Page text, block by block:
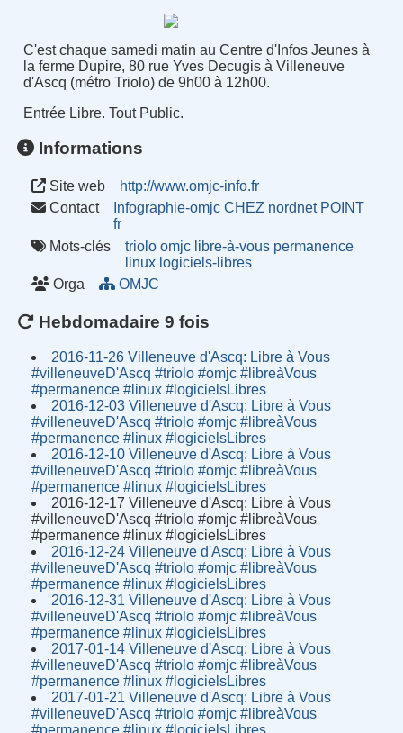
C'est chaque samedi matin au Centre d'Infos Jeunes à
la ferme Dupire, 80 rue Yves Decugis à Villeneuve
d'Ascq (métro Triolo) de 9h00 à 12h00.
Entrée Libre. Tout Public.
Informations
Site web
http://www.omjc-info.fr
Contact
Infographie-omjc CHEZ nordnet POINT
fr
Mots-clés
triolo omjc libre-à-vous permanence
linux logiciels-libres
Orga
OMJC
Hebdomadaire 9 fois
2016-11-26 Villeneuve d'Ascq: Libre à Vous
#villeneuveD'Ascq #triolo #omjc #libreàVous
#permanence #linux #logicielsLibres
2016-12-03 Villeneuve d'Ascq: Libre à Vous
#villeneuveD'Ascq #triolo #omjc #libreàVous
#permanence #linux #logicielsLibres
2016-12-10 Villeneuve d'Ascq: Libre à Vous
#villeneuveD'Ascq #triolo #omjc #libreàVous
#permanence #linux #logicielsLibres
2016-12-17 Villeneuve d'Ascq: Libre à Vous
#villeneuveD'Ascq #triolo #omjc #libreàVous
#permanence #linux #logicielsLibres
2016-12-24 Villeneuve d'Ascq: Libre à Vous
#villeneuveD'Ascq #triolo #omjc #libreàVous
#permanence #linux #logicielsLibres
2016-12-31 Villeneuve d'Ascq: Libre à Vous
#villeneuveD'Ascq #triolo #omjc #libreàVous
#permanence #linux #logicielsLibres
2017-01-14 Villeneuve d'Ascq: Libre à Vous
#villeneuveD'Ascq #triolo #omjc #libreàVous
#permanence #linux #logicielsLibres
2017-01-21 Villeneuve d'Ascq: Libre à Vous
#villeneuveD'Ascq #triolo #omjc #libreàVous
#permanence #linux #logicielsLibres